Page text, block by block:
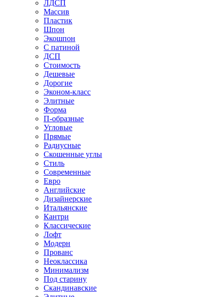
ЛДСП
Массив
Пластик
Шпон
Экошпон
С патиной
ДСП
Стоимость
Дешевые
Дорогие
Эконом-класс
Элитные
Форма
П-образные
Угловые
Прямые
Радиусные
Скошенные углы
Стиль
Современные
Евро
Английские
Дизайнерские
Итальянские
Кантри
Классические
Лофт
Модерн
Прованс
Неоклассика
Минимализм
Под старину
Скандинавские